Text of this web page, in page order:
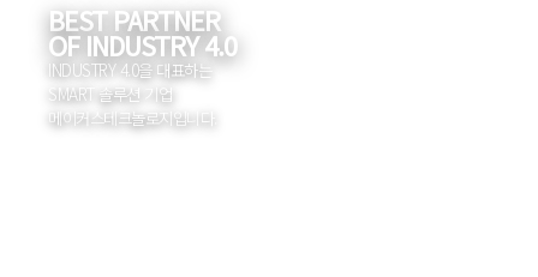
BEST PARTNER
OF INDUSTRY 4.0
INDUSTRY 4.0을 대표하는
SMART 솔루션 기업
메이커스테크놀로지입니다.